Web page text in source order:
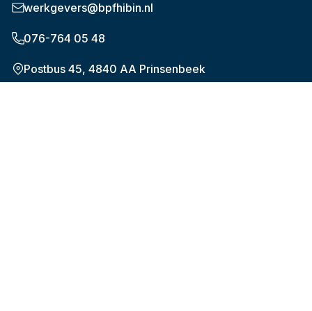
werkgevers@bpfhibin.nl
076-764 05 48
Postbus 45, 4840 AA Prinsenbeek